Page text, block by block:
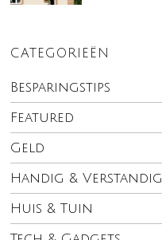
CATEGORIEËN
Besparingstips
Featured
Geld
Handig & Verstandig
Huis & Tuin